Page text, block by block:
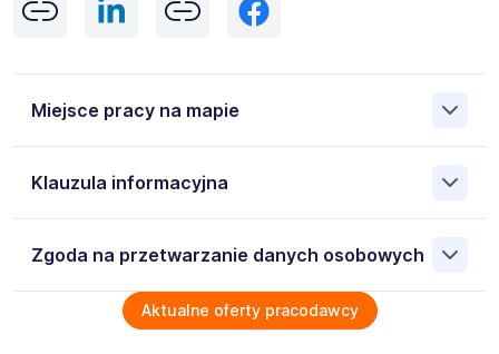
Miejsce pracy na mapie
Pokaż
mapę
Klauzula informacyjna
o przetwarzaniu danych osobowych
Zgoda na przetwarzanie danych osobowych
Klauzula informacyjna dla osób ubiegających się o pracę
na podstawie stosunku pracy lub innego stosunku
Aktualne oferty pracodawcy